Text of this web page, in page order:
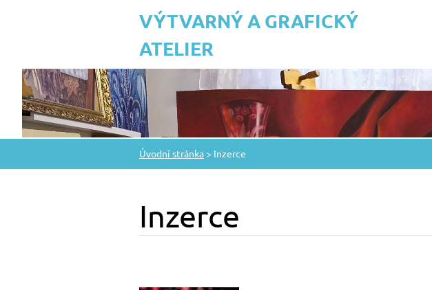
VÝTVARNÝ A GRAFICKÝ
ATELIER
Úvodní stránka > Inzerce
Inzerce